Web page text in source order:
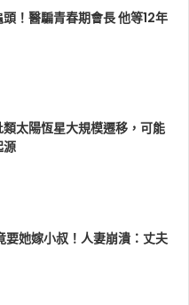
！醫騙青春期會長 他等12年
太陽恆星大規模遷移，可能
源
要她嫁小叔！人妻崩潰：丈夫